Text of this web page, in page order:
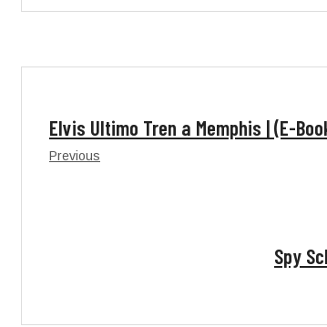
Elvis Ultimo Tren a Memphis | (E-
Previous
Spy